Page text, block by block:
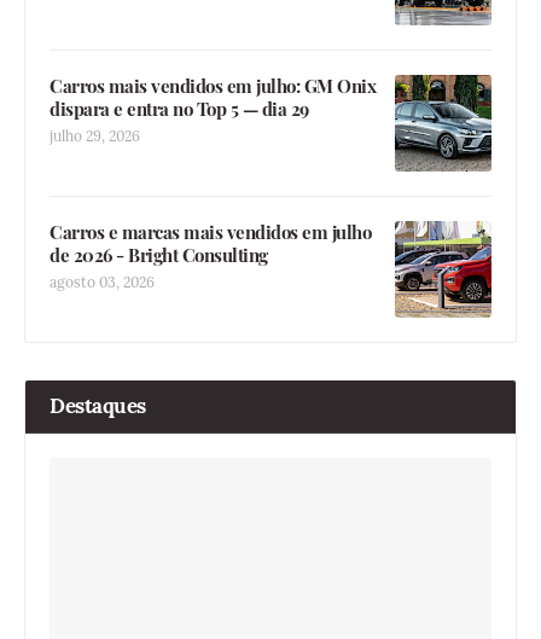
Carros mais vendidos em julho: GM Onix
dispara e entra no Top 5 — dia 29
julho 29, 2026
Carros e marcas mais vendidos em julho
de 2026 - Bright Consulting
agosto 03, 2026
Destaques